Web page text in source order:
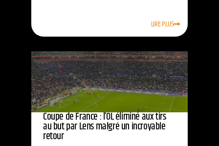
LIRE PLUS
Coupe de France : l’OL éliminé aux tirs
au but par Lens malgré un incroyable
retour